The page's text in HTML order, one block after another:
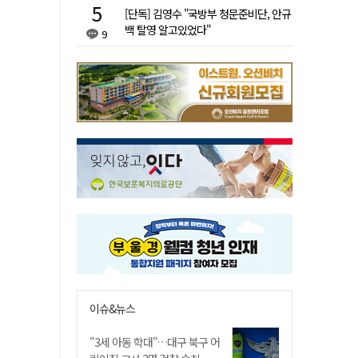
9
[단독] 김영수 "국방부 청문준비단, 안규
백 탈영 알고있었다"
이슈&뉴스
"3세 아동 학대"…대구 북구 어